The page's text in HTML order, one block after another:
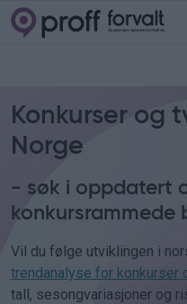
Konkurser og
Norge
- søk i oppdatert
konkursrammede
Vil du følge utviklingen i
trendanalyse for konkurser
tall, sesongvariasjoner og